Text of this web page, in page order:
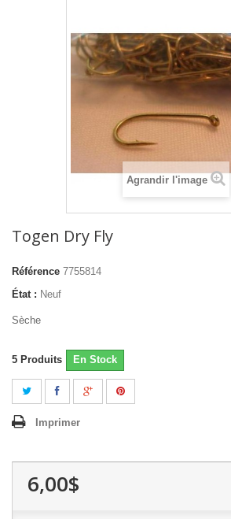
Agrandir l'image
Togen Dry Fly
Référence 7755814
État : Neuf
Sèche
5 Produits En Stock
Imprimer
6,00$